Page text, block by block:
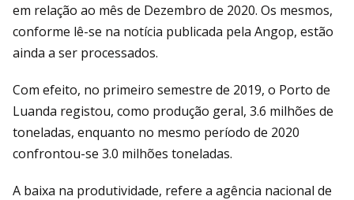
em relação ao mês de Dezembro de 2020. Os mesmos,
conforme lê-se na notícia publicada pela Angop, estão
ainda a ser processados.
Com efeito, no primeiro semestre de 2019, o Porto de
Luanda registou, como produção geral, 3.6 milhões de
toneladas, enquanto no mesmo período de 2020
confrontou-se 3.0 milhões toneladas.
A baixa na produtividade, refere a agência nacional de